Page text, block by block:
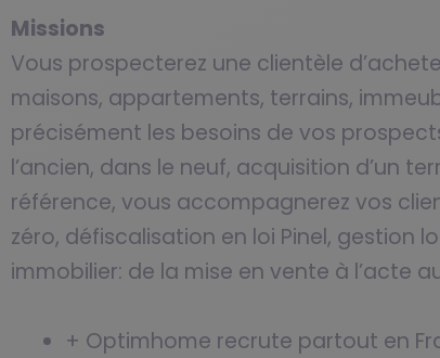
Missions
Vous prospecterez une clientèle
maisons, appartements, terrains,
précisément les besoins de vos
l’ancien, dans le neuf, acquisition d’un
référence, vous accompagnerez vos
zéro, défiscalisation en loi Pinel, gestion
immobilier: de la mise en vente à l’acte
+ Optimhome recrute partout en